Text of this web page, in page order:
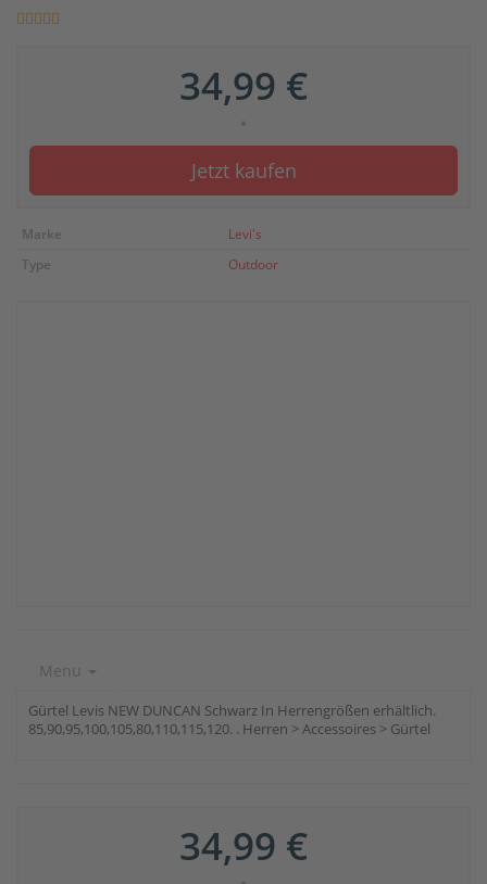
34,99 €
*
Jetzt kaufen
Marke
Levi's
Type
Outdoor
Menu
Gürtel Levis NEW DUNCAN Schwarz In Herrengrößen erhältlich.
85,90,95,100,105,80,110,115,120. . Herren > Accessoires > Gürtel
34,99 €